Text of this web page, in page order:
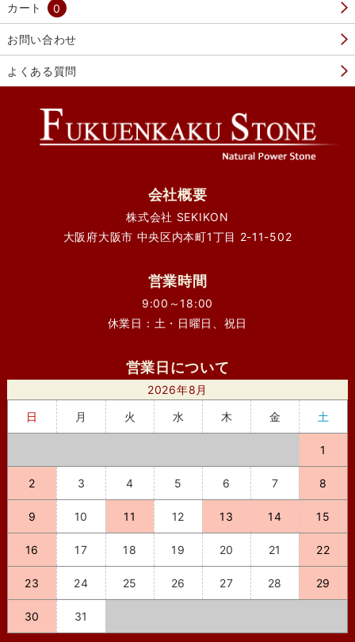
カート 0
お問い合わせ
よくある質問
会社概要
株式会社 SEKIKON
大阪府大阪市 中央区内本町1丁目 2-11-502
営業時間
9:00～18:00
休業日：土・日曜日、祝日
営業日について
2026年8月
日
月 火 水 木 金 土
1
2 3 4 5 6 7 8
9 10 11 12 13 14 15
16 17 18 19 20 21 22
23 24 25 26 27 28 29
30 31